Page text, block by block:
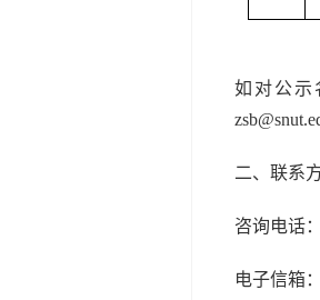
如对公示
二、联系
咨询电话
电子信箱